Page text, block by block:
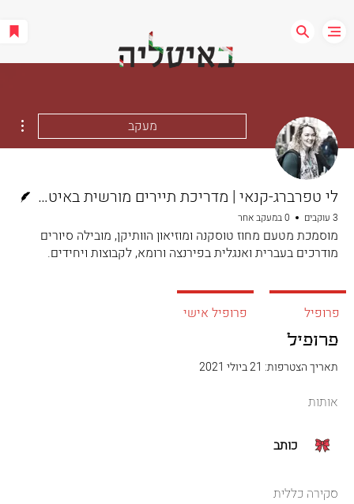
פרופיל
תאריך הצטרפות: 21 ביולי 2021
אותות
כותב
סקירה כללית
מעקב
לי טפרברג-קנאי | מדריכת תיירים מורשית באיטליה
3 עוקבים 0 במעקב אחר
מוסמכת מטעם מחוז טוסקנה ומוזיאון הוותיקן, מובילה סיורים
מודרכים בעברית ואנגלית בפירנצה ורומא, לקבוצות ויחידים.
פרופיל אישי פרופיל